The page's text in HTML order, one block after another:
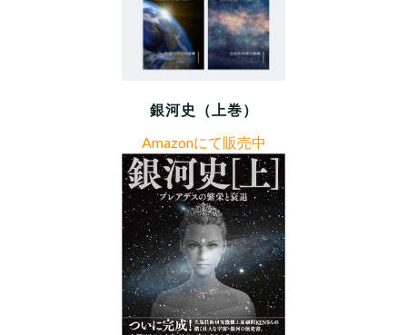
銀河史（上巻）
Amazonにて販売中